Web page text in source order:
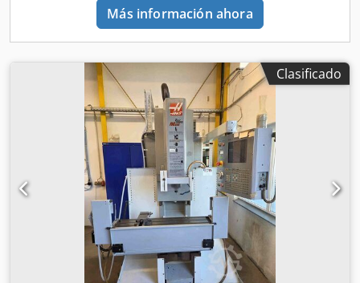
Más información ahora
Clasificado